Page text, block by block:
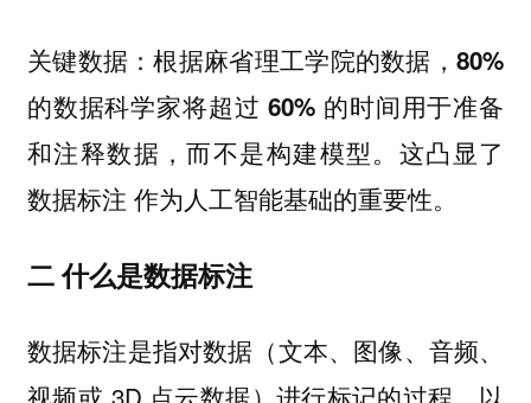
关键数据 ：根据麻省理工学院的数据，80%
的数据科学家将超过 60% 的时间用于准备
和注释数据 ，而不是构建模型。这凸显了
数据标注 作为人工智能基础的重要性。
二 什么是数据标注
数据标注是指对数据（文本、图像、音频、